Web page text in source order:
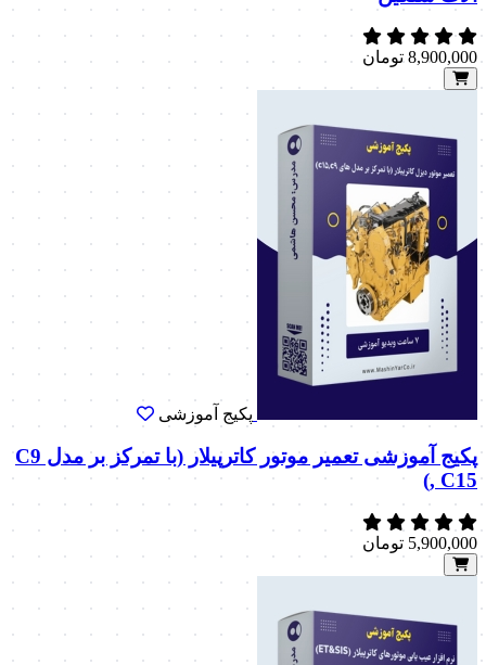
8,900,000 تومان
پکیج آموزشی
پکیج آموزشی تعمیر موتور کاترپیلار (با تمرکز بر مدل C9
, C15)
5,900,000 تومان